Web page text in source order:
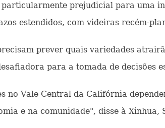
prejudicial para uma
estendidos, com videiras recém-
prever quais variedades
para a tomada de decisões
no Vale Central da Califórnia
e na comunidade", disse à